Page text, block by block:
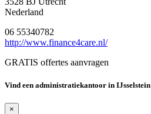
Nederland
06 55340782
http://www.finance4care.nl/
GRATIS offertes aanvragen
Vind een administratiekantoor in IJsselstein
×